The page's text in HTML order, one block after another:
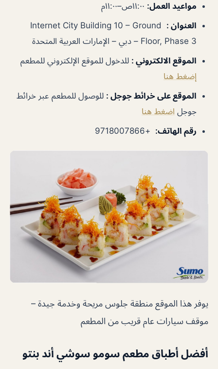
مواعيد العمل:
العنوان :
Internet City Building 10 – Ground
Floor, Phase 3 – دبي – الإمارات العربية المتحدة
الموقع الالكتروني : للدخول للموقع الإلكتروني للمطعم
إضغط هنا
الموقع على خرائط جوجل : للوصول للمطعم عبر خرائط
جوجل اضغط هنا
رقم الهاتف:
+9718007866
يوفر هذا الموقع منطقة جلوس مريحة وخدمة جيدة –
موقف سيارات عام قريب من المطعم
أفضل أطباق مطعم سومو سوشي أند بنتو